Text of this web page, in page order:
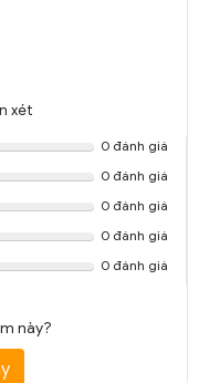
xét
0 đánh giá
0 đánh giá
0 đánh giá
0 đánh giá
0 đánh giá
này?